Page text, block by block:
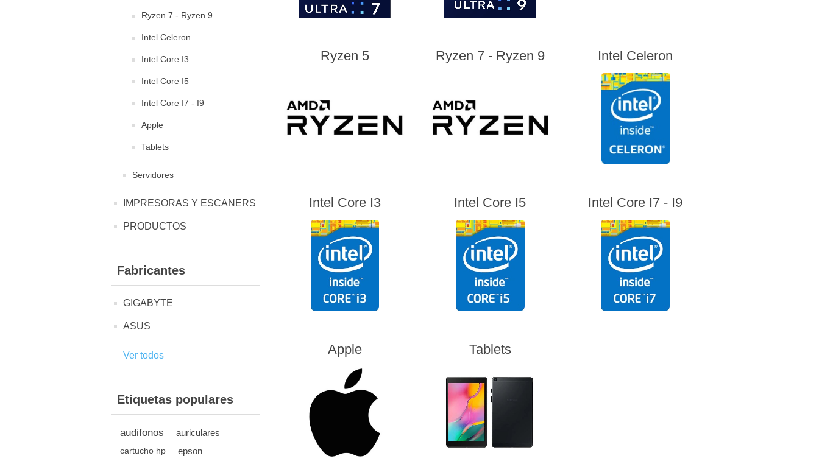
Ryzen 7 - Ryzen 9
Intel Celeron
Intel Core I3
Intel Core I5
Intel Core I7 - I9
Apple
Tablets
Servidores
IMPRESORAS Y ESCANERS
PRODUCTOS
Fabricantes
GIGABYTE
ASUS
Ver todos
Etiquetas populares
audifonos auriculares
cartucho hp epson
Ryzen 5 Ryzen 7 - Ryzen 9 Intel Celeron
Intel Core I3 Intel Core I5 Intel Core I7 - I9
Apple Tablets